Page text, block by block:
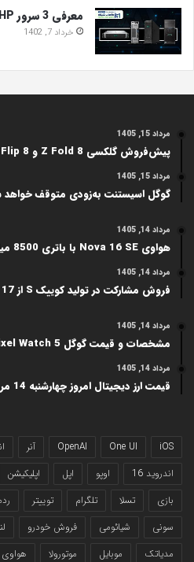
معرفی 3 سرور HP محبوب و پرفروش در ایران
خرداد 7, 1402
مرداد 15, 1405
پیش‌فروش گلکسی Z Fold 8 و Z Flip 8 در اروپا رکورد زد
مرداد 15, 1405
گوگل اسیستنت به‌زودی متوقف
مرداد 14, 1405
هواوی Nova 16 SE با باتری 8500 میلی‌آمپرساعتی معرفی شد
مرداد 14, 1405
فروش مشارکت در تولید کوییک S از 17 مرداد آغاز می‌شود
مرداد 14, 1405
مشخصات و قیمت گوگل Pixel Watch 5 پیش از معرفی فاش شد
مرداد 14, 1405
قیمت ارز دیجیتال امروز چهارشنبه 14 مرداد 1405
iOS
One UI
OpenAI آنر
اندروید 16
اوپو اپل اپلیکیشن
بازی
تسلا تلگرام توییتر
سونی
شیائومی فروش خودرو
مدیاتک
موبایل موتورولا هواوی